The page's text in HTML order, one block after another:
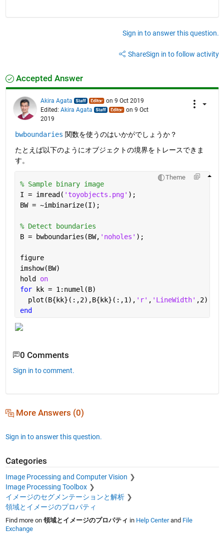
Sign in to answer this question.
ShareSign in to follow activity
Accepted Answer
Akira Agata
on 9 Oct 2019
Edited: Akira Agata
on 9 Oct
2019
bwboundaries 関数を使うのはいかがでしょうか？
たとえば以下のようにオブジェクトの境界をトレースできま
す。
Theme
% Sample binary image
I = imread( 'toyobjects.png' );
BW = ~imbinarize(I);
% Detect boundaries
B = bwboundaries(BW, 'noholes' );
figure
imshow(BW)
hold on
for kk = 1:numel(B)
  plot(B{kk}(:,2),B{kk}(:,1),
'r' , 'LineWidth' ,2)
end
0 Comments
Sign in to comment.
More Answers (0)
Sign in to answer this question.
Categories
Image Processing and Computer Vision
Image Processing Toolbox
イメージのセグメンテーションと解析
領域とイメージのプロパティ
Find more on 領域とイメージのプロパティ in Help Centerand File
Exchange